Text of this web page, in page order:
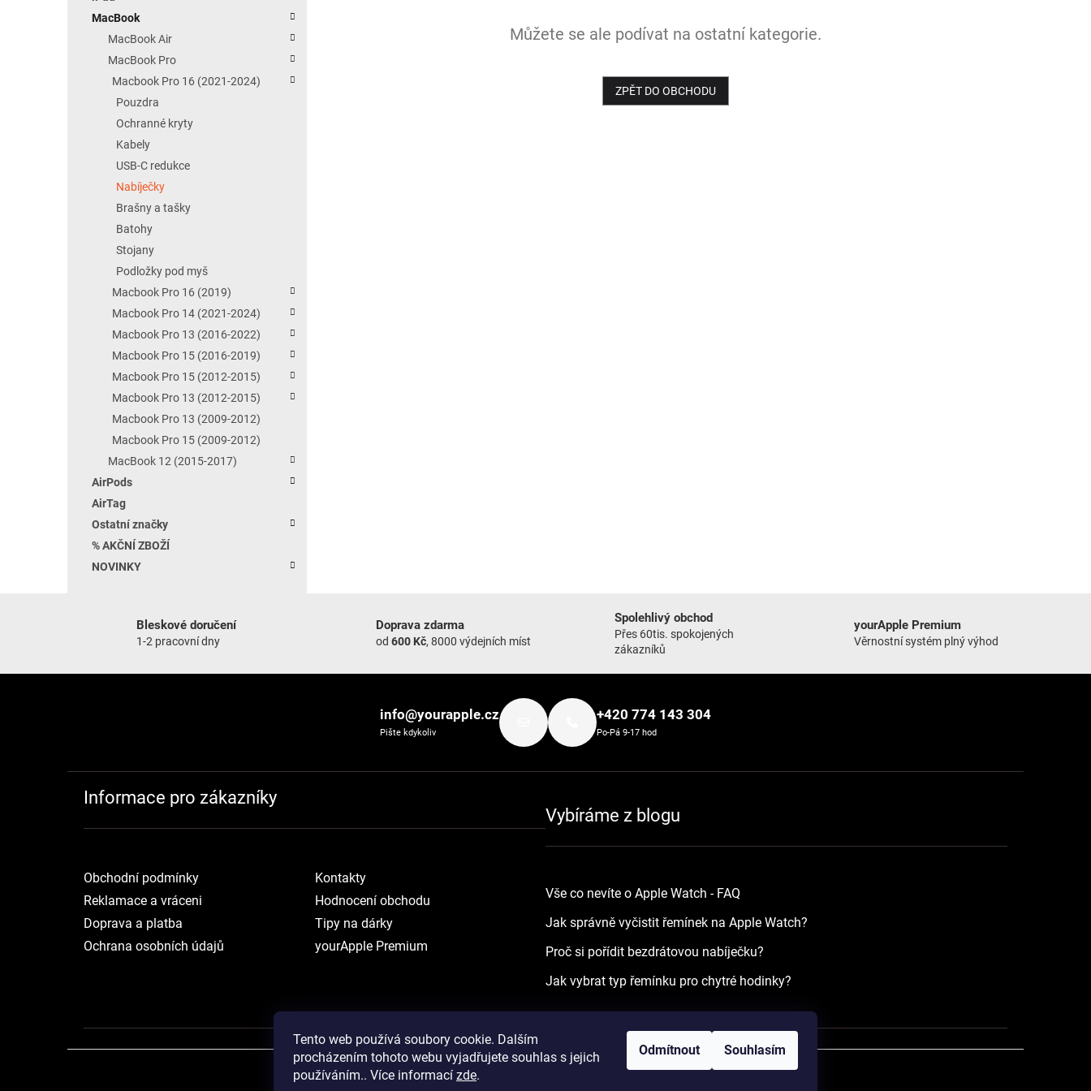
Tento web používá soubory cookie. Dalším
procházením tohoto webu vyjadřujete souhlas s jejich
používáním.. Více informací zde.
Odmítnout Souhlasím
MacBook
MacBook Air
MacBook Pro
Macbook Pro 16 (2021-2024)
Pouzdra
Ochranné kryty
Kabely
USB-C redukce
Nabíječky
Brašny a tašky
Batohy
Stojany
Podložky pod myš
Macbook Pro 16 (2019)
Macbook Pro 14 (2021-2024)
Macbook Pro 13 (2016-2022)
Macbook Pro 15 (2016-2019)
Macbook Pro 15 (2012-2015)
Macbook Pro 13 (2012-2015)
Macbook Pro 13 (2009-2012)
Macbook Pro 15 (2009-2012)
MacBook 12 (2015-2017)
AirPods
AirTag
Ostatní značky
% AKČNÍ ZBOŽÍ
NOVINKY
Můžete se ale podívat na ostatní kategorie.
ZPĚT DO OBCHODU
Bleskové doručení
1-2 pracovní dny
Doprava zdarma
od 600 Kč, 8000 výdejních míst
Spolehlivý obchod
Přes 60tis. spokojených
zákazníků
yourApple Premium
Věrnostní systém plný výhod
info@yourapple.cz
Pište kdykoliv
+420 774 143 304
Po-Pá 9-17 hod
Informace pro zákazníky
Obchodní podmínky
Reklamace a vráceni
Doprava a platba
Ochrana osobních údajů
Kontakty
Hodnocení obchodu
Tipy na dárky
yourApple Premium
Vybíráme z blogu
Vše co nevíte o Apple Watch - FAQ
Jak správně vyčistit řemínek na Apple Watch?
Proč si pořídit bezdrátovou nabíječku?
Jak vybrat typ řemínku pro chytré hodinky?
Vytvořil ShoptetCopyright 2026